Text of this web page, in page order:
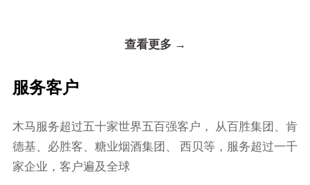
查看更多 →
服务客户
⽊⻢服务超过五⼗家世界五百强客户， 从百胜集团、肯
德基、必胜客、糖业烟酒集团、 ⻄⻉等，服务超过⼀千
家企业，客户遍及全球